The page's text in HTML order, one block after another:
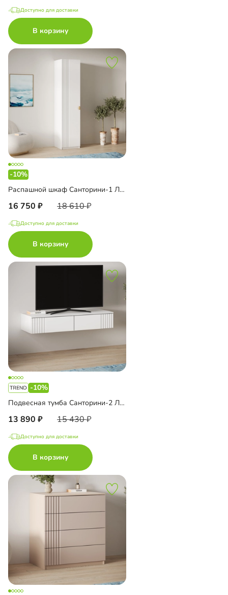
Доступно для доставки
В корзину
-10%
Распашной шкаф Санторини-1 Лайф
16 750 18 610
Доступно для доставки
В корзину
-10%
Подвесная тумба Санторини-2 Лайф
13 890 15 430
Доступно для доставки
В корзину